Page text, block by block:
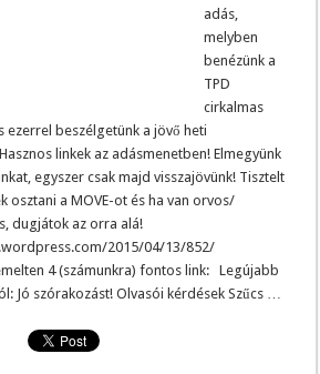
adás,
melyben
benézünk a
TPD
cirkalmas
ezerrel beszélgetünk a jövő heti
linkek az adásmenetben! Elmegyünk
egyszer csak majd visszajövünk! Tisztelt
osztani a MOVE-ot és ha van orvos/
dugjátok az orra alá!
2015/04/13/852/
4 (számunkra) fontos link: Legújabb
Jó szórakozást! Olvasói kérdések Szűcs …